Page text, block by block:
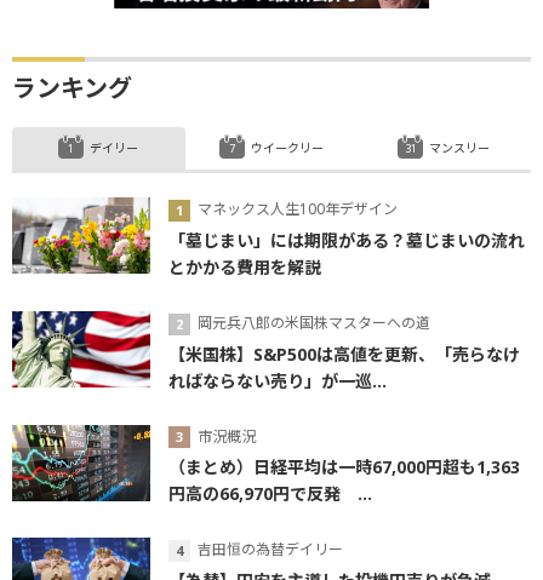
ランキング
デイリー
マネックス人生100年デザイン
「墓じまい」には期限がある？墓じまいの流れ
とかかる費用を解説
岡元兵八郎の米国株マスターへの道
【米国株】S&P500は高値を更新、「売らなけ
ればならない売り」が一巡...
市況概況
（まとめ）日経平均は一時67,000円超も1,363
円高の66,970円で反発 ...
吉田恒の為替デイリー
ウイークリー マンスリー